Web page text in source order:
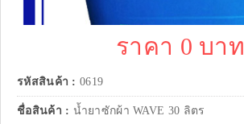
ราคา 0 บาท
รหัสสินค้า : 0619
ชื่อสินค้า : น้ำยาซักผ้า WAVE 30 ลิตร